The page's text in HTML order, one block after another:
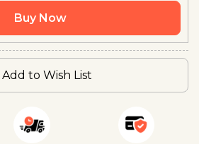
Buy Now
Add to Wish List